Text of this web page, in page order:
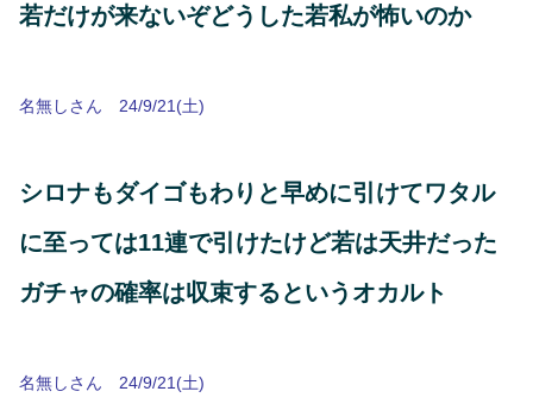
若だけが来ないぞどうした若私が怖いのか
名無しさん 24/9/21(土)
シロナもダイゴもわりと早めに引けてワタル
に至っては11連で引けたけど若は天井だった
ガチャの確率は収束するというオカルト
名無しさん 24/9/21(土)